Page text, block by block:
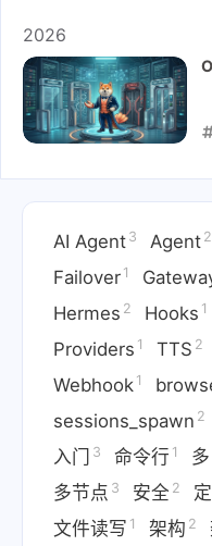
2026
AI Agent 3 Agent 2
Failover 1
Hermes 2 Hooks 1
Providers 1 TTS 2
Webhook 1
sessions_spawn 2
入门 3 命令行 1
多节点 3 安全 2
文件读写 1 架构 2